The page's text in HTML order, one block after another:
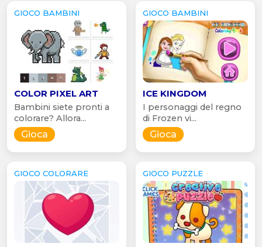
GIOCO BAMBINI
COLOR PIXEL ART
Bambini siete pronti a
colorare? Allora...
Gioca
GIOCO BAMBINI
ICE KINGDOM
I personaggi del regno
di Frozen vi...
Gioca
GIOCO COLORARE GIOCO PUZZLE